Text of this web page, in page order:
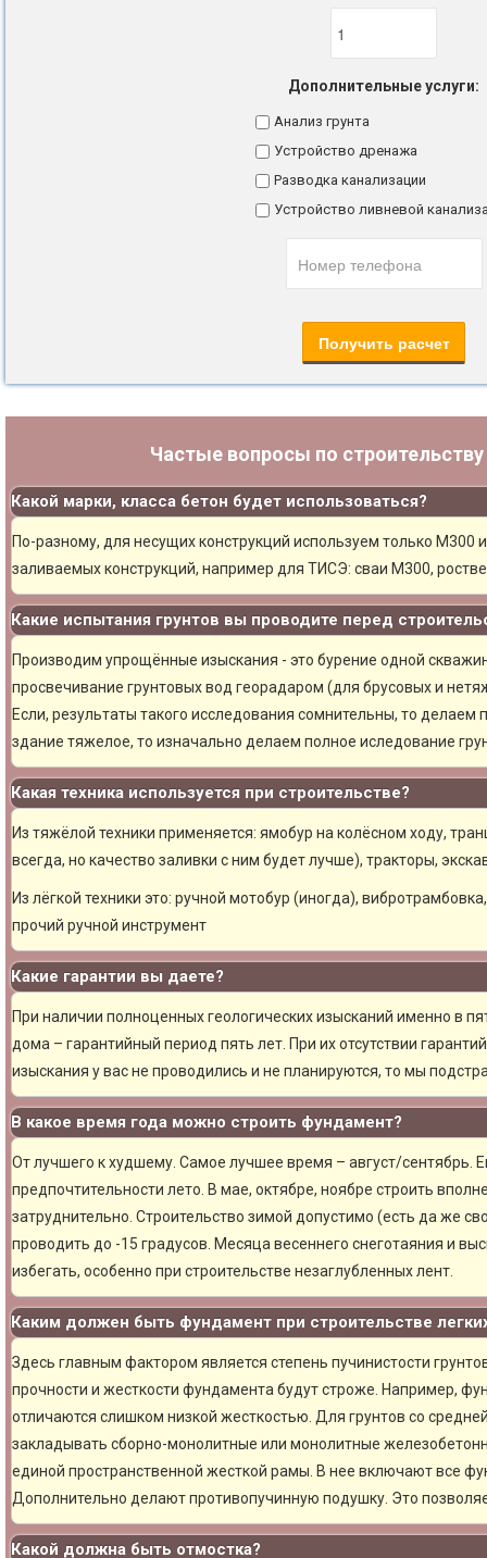
Дополнительные услуги:
Анализ грунта
Устройство дренажа
Разводка канализации
Устройство ливневой
Частые вопросы по
Какой марки, класса бетон будет использоваться?
По-разному, для несущих конструкций используем только М300
заливаемых конструкций, например для ТИСЭ: сваи М300,
Какие испытания грунтов вы проводите перед
Производим упрощённые изыскания - это бурение одной
просвечивание грунтовых вод георадаром (для брусовых и
Если, результаты такого исследования сомнительны, то
здание тяжелое, то изначально делаем полное иследование
Какая техника используется при строительстве?
Из тяжёлой техники применяется: ямобур на колёсном ходу,
всегда, но качество заливки с ним будет лучше), тракторы,
Из лёгкой техники это: ручной мотобур (иногда),
прочий ручной инструмент
Какие гарантии вы даете?
При наличии полноценных геологических изысканий именно в
дома – гарантийный период пять лет. При их отсутствии
изыскания у вас не проводились и не планируются, то мы
В какое время года можно строить фундамент?
От лучшего к худшему. Самое лучшее время – август/сентябрь.
предпочтительности лето. В мае, октябре, ноябре строить
затруднительно. Строительство зимой допустимо (есть да же
проводить до -15 градусов. Месяца весеннего снеготаяния и
избегать, особенно при строительстве незаглубленных лент.
Каким должен быть фундамент при строительстве
Здесь главным фактором является степень пучинистости
прочности и жесткости фундамента будут строже. Например,
отличаются слишком низкой жесткостью. Для грунтов со
закладывать сборно-монолитные или монолитные
единой пространственной жесткой рамы. В нее включают все
Дополнительно делают противопучинную подушку. Это
Какой должна быть отмостка?